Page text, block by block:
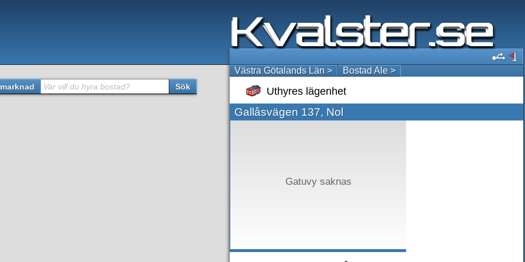
Västra Götalands Län > Bostad Ale >
Uthyres lägenhet
Gallåsvägen 137, Nol
Gatuvy saknas
Var vill du hyra bostad? Sök